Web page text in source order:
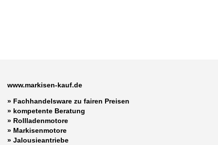
www.markisen-kauf.de
» Fachhandelsware zu fairen Preisen
» kompetente Beratung
» Rollladenmotore
» Markisenmotore
» Jalousieantriebe